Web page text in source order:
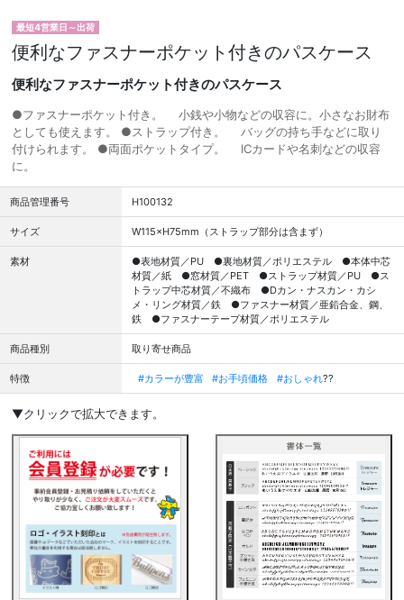
最短4営業日～出荷
便利なファスナーポケット付きのパスケース
便利なファスナーポケット付きのパスケース
●ファスナーポケット付き。 小銭や小物などの収容に。小さなお財布
としても使えます。 ●ストラップ付き。 バッグの持ち手などに取り
付けられます。 ●両面ポケットタイプ。 ICカードや名刺などの収容
に。
商品管理番号 H100132
サイズ W115×H75mm（ストラップ部分は含まず）
素材
●表地材質／PU ●裏地材質／ポリエステル ●本体中芯
材質／紙 ●窓材質／PET ●ストラップ材質／PU ●ス
トラップ中芯材質／不織布 ●Dカン・ナスカン・カシ
メ・リング材質／鉄 ●ファスナー材質／亜鉛合金、鋼、
鉄 ●ファスナーテープ材質／ポリエステル
商品種別 取り寄せ商品
特徴 #カラーが豊富 #お手頃価格 #おしゃれ??
▼クリックで拡大できます。